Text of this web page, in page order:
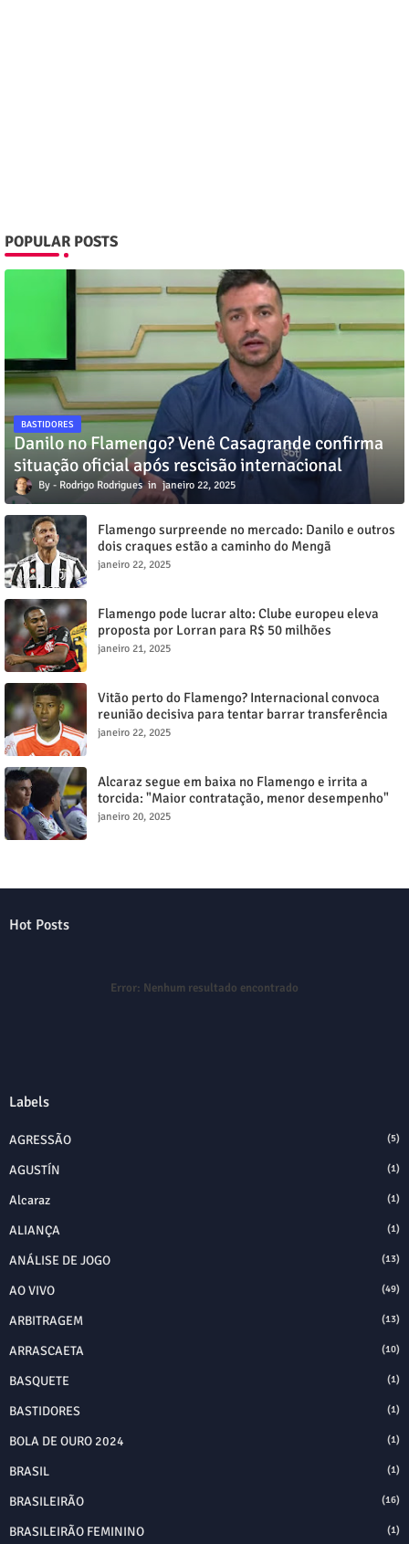
POPULAR POSTS
BASTIDORES
Danilo no Flamengo? Venê Casagrande confirma
situação oficial após rescisão internacional
Rodrigo Rodrigues janeiro 22, 2025
Flamengo surpreende no mercado: Danilo e outros
dois craques estão a caminho do Mengã
janeiro 22, 2025
Flamengo pode lucrar alto: Clube europeu eleva
proposta por Lorran para R$ 50 milhões
janeiro 21, 2025
Vitão perto do Flamengo? Internacional convoca
reunião decisiva para tentar barrar transferência
milionária
janeiro 22, 2025
Alcaraz segue em baixa no Flamengo e irrita a
torcida: "Maior contratação, menor desempenho"
janeiro 20, 2025
Hot Posts
Error: Nenhum resultado encontrado
Labels
AGRESSÃO (5)
AGUSTÍN (1)
Alcaraz (1)
ALIANÇA (1)
ANÁLISE DE JOGO (13)
AO VIVO (49)
ARBITRAGEM (13)
ARRASCAETA (10)
BASQUETE (1)
BASTIDORES (1)
BOLA DE OURO 2024 (1)
BRASIL (1)
BRASILEIRÃO (16)
BRASILEIRÃO FEMININO (1)